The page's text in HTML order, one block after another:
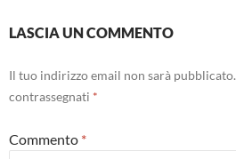
LASCIA UN COMMENTO
Il tuo indirizzo email non sarà pubblicato.
contrassegnati *
Commento *